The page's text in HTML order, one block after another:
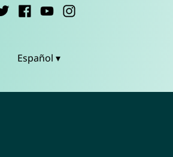
Español ▾